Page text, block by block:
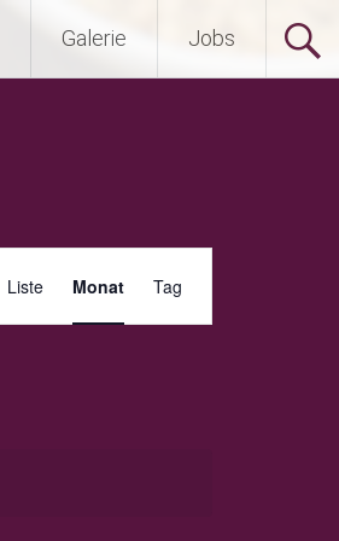
Galerie Jobs
Ansichten-
Liste Monat Tag